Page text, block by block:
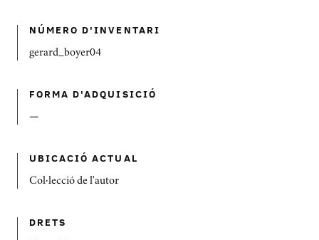
NÚMERO D'INVENTARI
gerard_boyer04
FORMA D'ADQUISICIÓ
—
UBICACIÓ ACTUAL
Col·lecció de l'autor
DRETS